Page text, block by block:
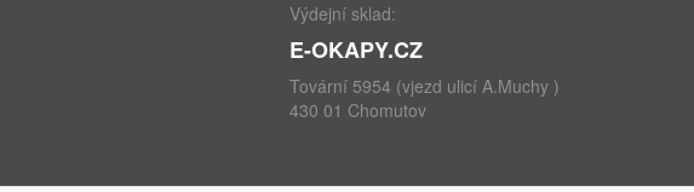
Výdejní sklad:
E-OKAPY.CZ
Tovární 5954 (vjezd ulicí A.Muchy )
430 01 Chomutov